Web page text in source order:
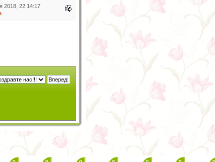
2018, 22:14:17